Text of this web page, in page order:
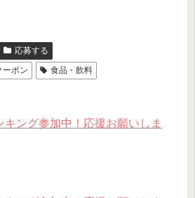
応募する
ーポン
食品・飲料
キング参加中！応援お願いしま